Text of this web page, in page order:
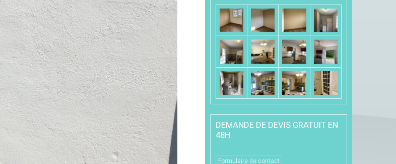
DEMANDE DE DEVIS GRATUIT EN
48H
Formulaire de contact